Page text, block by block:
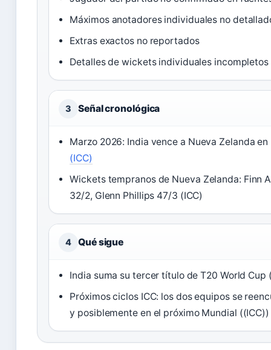
Máximos anotadores individuales no
Extras exactos no reportados
Detalles de wickets individuales incompletos
3 Señal cronológica
Marzo 2026: India vence a Nueva Zelanda
(ICC)
Wickets tempranos de Nueva Zelanda: Finn
32/2, Glenn Phillips 47/3 (ICC)
4 Qué sigue
India suma su tercer título de T20 World Cup
Próximos ciclos ICC: los dos equipos se
y posiblemente en el próximo Mundial ((ICC))